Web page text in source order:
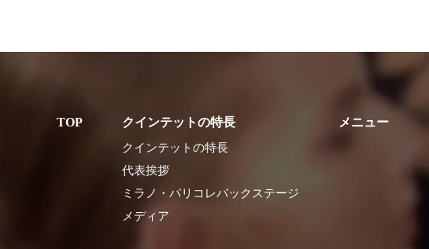
クインテットの特長
クインテットの特長
代表挨拶
ミラノ・パリコレバックステージ
メディア
メニュー